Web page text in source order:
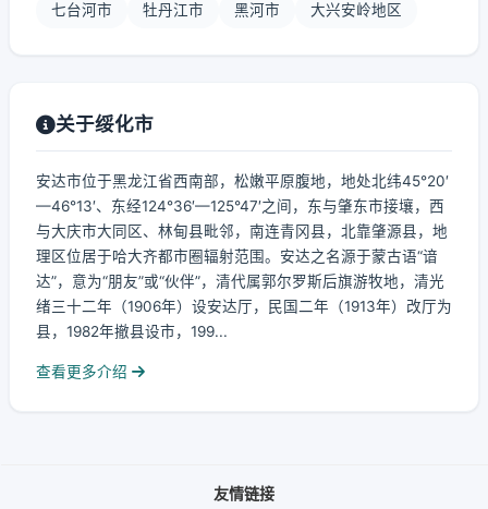
七台河市 牡丹江市 黑河市 大兴安岭地区
关于绥化市
安达市位于黑龙江省西南部，松嫩平原腹地，地处北纬45°20′
—46°13′、东经124°36′—125°47′之间，东与肇东市接壤，西
与大庆市大同区、林甸县毗邻，南连青冈县，北靠肇源县，地
理区位居于哈大齐都市圈辐射范围。安达之名源于蒙古语“谙
达”，意为“朋友”或“伙伴”，清代属郭尔罗斯后旗游牧地，清光
绪三十二年（1906年）设安达厅，民国二年（1913年）改厅为
县，1982年撤县设市，199...
查看更多介绍
友情链接